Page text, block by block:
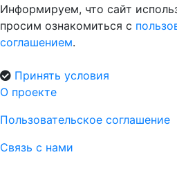
Информируем, что сайт
просим ознакомиться с
соглашением.
Принять условия
О проекте
Пользовательское соглашение
Связь с нами